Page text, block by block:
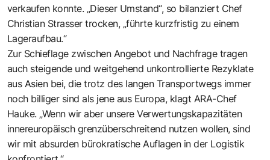
verkaufen konnte. „Dieser Umstand“, so bilanziert Chef
Christian Strasser trocken, „führte kurzfristig zu einem
Lageraufbau.“
Zur Schieflage zwischen Angebot und Nachfrage tragen
auch steigende und weitgehend unkontrollierte Rezyklate
aus Asien bei, die trotz des langen Transportwegs immer
noch billiger sind als jene aus Europa, klagt ARA-Chef
Hauke. „Wenn wir aber unsere Verwertungskapazitäten
innereuropäisch grenzüberschreitend nutzen wollen, sind
wir mit absurden bürokratische Auflagen in der Logistik